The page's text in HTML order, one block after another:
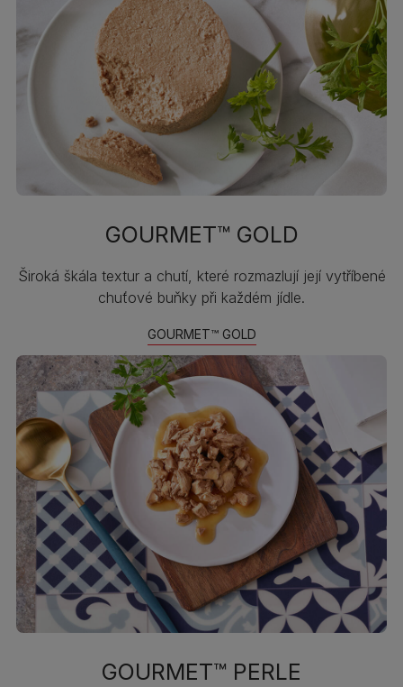
GOURMET™ GOLD
Široká škála textur a chutí, které rozmazlují její vytříbené
chuťové buňky při každém jídle.
GOURMET™ GOLD
GOURMET™ PERLE